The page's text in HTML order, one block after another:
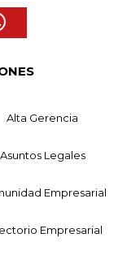
Alta Gerencia
Asuntos Legales
Empresarial
Empresarial